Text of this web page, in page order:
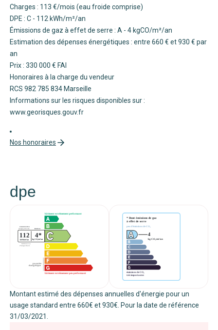
Charges : 113 €/mois (eau froide comprise)
DPE : C - 112 kWh/m²/an
Émissions de gaz à effet de serre : A - 4 kgCO/m²/an
Estimation des dépenses énergétiques : entre 660 € et 930 € par
an
Prix : 330 000 € FAI
Honoraires à la charge du vendeur
RCS 982 785 834 Marseille
Informations sur les risques disponibles sur :
www.georisques.gouv.fr
Nos honoraires
dpe
Montant estimé des dépenses annuelles d'énergie pour un
usage standard entre 660€ et 930€. Pour la date de référence
31/03/2021.